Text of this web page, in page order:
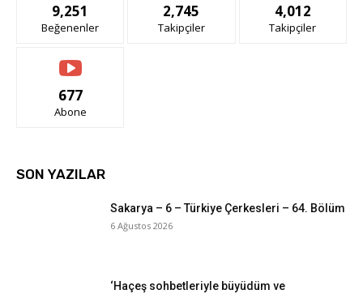
9,251
Beğenenler
2,745
Takipçiler
4,012
Takipçiler
677
Abone
SON YAZILAR
Sakarya – 6 – Türkiye Çerkesleri – 64. Bölüm
6 Ağustos 2026
‘Haçeş sohbetleriyle büyüdüm ve